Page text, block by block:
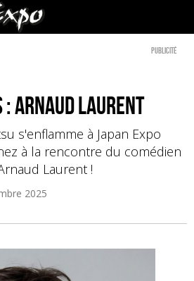
Publicité
: Arnaud Laurent
s'enflamme à Japan Expo
à la rencontre du comédien
Laurent !
2025